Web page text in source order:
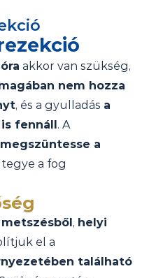
akkor van szükség,
nem hozza
, és a gyulladás a
fennáll. A
megszüntesse a
a fog
, helyi
található